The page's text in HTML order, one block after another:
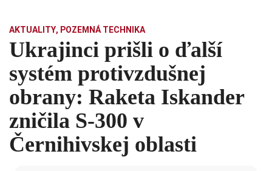
AKTUALITY, POZEMNÁ TECHNIKA
Ukrajinci prišli o ďalší
systém protivzdušnej
obrany: Raketa Iskander
zničila S-300 v
Černihivskej oblasti